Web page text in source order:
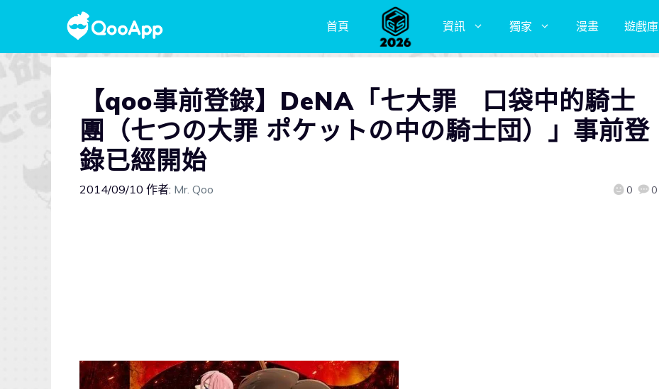
首頁 資訊 獨家 漫畫 遊戲庫
【qoo事前登錄】DeNA「七大罪 口袋中的騎士
團（七つの大罪 ポケットの中の騎士団）」事前登
錄已經開始
2014/09/10 作者: Mr. Qoo 0 0